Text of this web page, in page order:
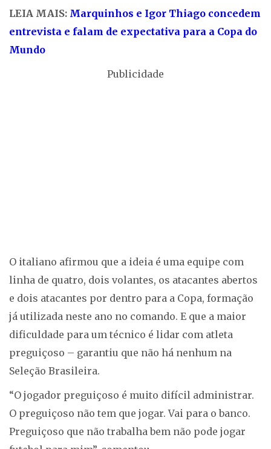
LEIA MAIS: Marquinhos e Igor Thiago concedem
entrevista e falam de expectativa para a Copa do
Mundo
Publicidade
O italiano afirmou que a ideia é uma equipe com
linha de quatro, dois volantes, os atacantes abertos
e dois atacantes por dentro para a Copa, formação
já utilizada neste ano no comando. E que a maior
dificuldade para um técnico é lidar com atleta
preguiçoso – garantiu que não há nenhum na
Seleção Brasileira.
“O jogador preguiçoso é muito difícil administrar.
O preguiçoso não tem que jogar. Vai para o banco.
Preguiçoso que não trabalha bem não pode jogar